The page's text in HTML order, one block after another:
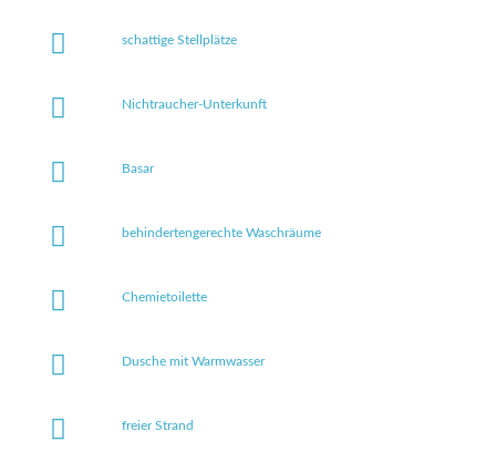
schattige Stellplätze
Nichtraucher-Unterkunft
Basar
behindertengerechte Waschräume
Chemietoilette
Dusche mit Warmwasser
freier Strand